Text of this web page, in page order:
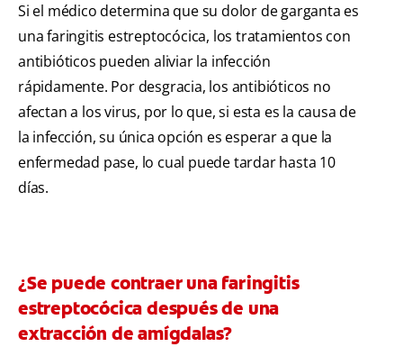
Si el médico determina que su dolor de garganta es
una faringitis estreptocócica, los tratamientos con
antibióticos pueden aliviar la infección
rápidamente. Por desgracia, los antibióticos no
afectan a los virus, por lo que, si esta es la causa de
la infección, su única opción es esperar a que la
enfermedad pase, lo cual puede tardar hasta 10
días.
¿Se puede contraer una faringitis
estreptocócica después de una
extracción de amígdalas?